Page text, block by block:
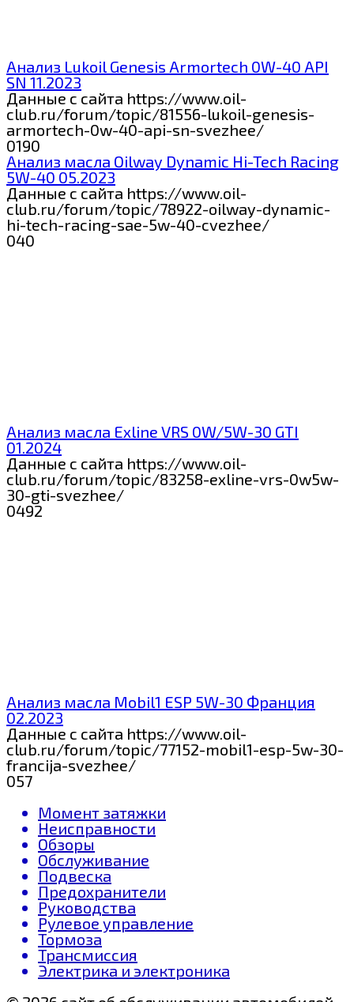
Анализ Lukoil Genesis Armortech 0W-40 API
SN 11.2023
Данные с сайта https://www.oil-
club.ru/forum/topic/81556-lukoil-genesis-
armortech-0w-40-api-sn-svezhee/
0190
Анализ масла Oilway Dynamic Hi-Tech Racing
5W-40 05.2023
Данные с сайта https://www.oil-
club.ru/forum/topic/78922-oilway-dynamic-
hi-tech-racing-sae-5w-40-cvezhee/
040
Анализ масла Exline VRS 0W/5W-30 GTI
01.2024
Данные с сайта https://www.oil-
club.ru/forum/topic/83258-exline-vrs-0w5w-
30-gti-svezhee/
0492
Анализ масла Mobil1 ESP 5W-30 Франция
02.2023
Данные с сайта https://www.oil-
club.ru/forum/topic/77152-mobil1-esp-5w-30-
francija-svezhee/
057
Момент затяжки
Неисправности
Обзоры
Обслуживание
Подвеска
Предохранители
Руководства
Рулевое управление
Тормоза
Трансмиссия
Электрика и электроника